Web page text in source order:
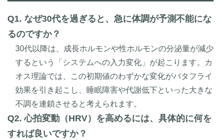
Q1. なぜ30代を過ぎると、急に体調が予測不能にな
るのですか？
30代以降は、成長ホルモンや性ホルモンの分泌量が減少
するという「システムへの入力変化」が起こります。カ
オス理論では、この初期値のわずかな変化がバタフライ
効果を引き起こし、睡眠障害や代謝低下といった大きな
不調を連鎖させると考えられます。
Q2. 心拍変動（HRV）を高めるには、具体的に何を
すれば良いですか？